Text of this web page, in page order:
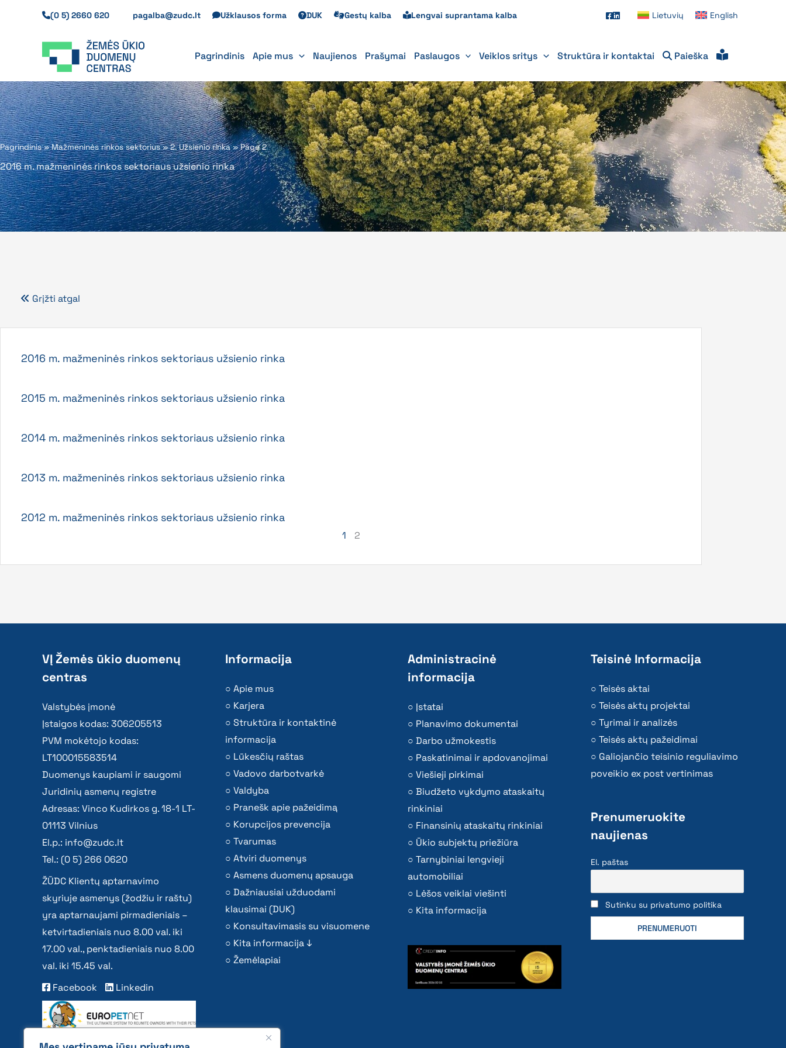
(0 5) 2660 620 pagalba@zudc.lt Užklausos forma DUK Gestų kalba Lengvai suprantama kalba Lietuvių English
Pagrindinis Apie mus Naujienos Prašymai Paslaugos Veiklos sritys Struktūra ir kontaktai Paieška
Pagrindinis»Mažmeninės rinkos sektorius»2. Užsienio rinka»Page 2
2016 m. mažmeninės rinkos sektoriaus užsienio rinka
Grįžti atgal
2016 m. mažmeninės rinkos sektoriaus užsienio rinka
2015 m. mažmeninės rinkos sektoriaus užsienio rinka
2014 m. mažmeninės rinkos sektoriaus užsienio rinka
2013 m. mažmeninės rinkos sektoriaus užsienio rinka
2012 m. mažmeninės rinkos sektoriaus užsienio rinka
1 2
VĮ Žemės ūkio duomenų
centras
Valstybės įmonė
Įstaigos kodas: 306205513
PVM mokėtojo kodas:
LT100015583514
Duomenys kaupiami ir saugomi
Juridinių asmenų registre
Adresas: Vinco Kudirkos g. 18-1 LT-
01113 Vilnius
El.p.: info@zudc.lt
Tel.: (0 5) 266 0620
ŽŪDC Klientų aptarnavimo
skyriuje asmenys (žodžiu ir raštu)
yra aptarnaujami pirmadieniais –
ketvirtadieniais nuo 8.00 val. iki
17.00 val., penktadieniais nuo 8.00
val. iki 15.45 val.
Facebook
Linkedin
Informacija
Apie mus
Karjera
Struktūra ir kontaktinė
informacija
Lūkesčių raštas
Vadovo darbotvarkė
Valdyba
Pranešk apie pažeidimą
Korupcijos prevencija
Tvarumas
Atviri duomenys
Asmens duomenų apsauga
Dažniausiai užduodami
klausimai (DUK)
Konsultavimasis su visuomene
Kita informacija ↓
Žemėlapiai
Administracinė
informacija
Įstatai
Planavimo dokumentai
Darbo užmokestis
Paskatinimai ir apdovanojimai
Viešieji pirkimai
Biudžeto vykdymo ataskaitų
rinkiniai
Finansinių ataskaitų rinkiniai
Ūkio subjektų priežiūra
Tarnybiniai lengvieji
automobiliai
Lėšos veiklai viešinti
Kita informacija
Teisinė Informacija
Teisės aktai
Teisės aktų projektai
Tyrimai ir analizės
Teisės aktų pažeidimai
Galiojančio teisinio reguliavimo
poveikio ex post vertinimas
Prenumeruokite
naujienas
El. paštas
Sutinku su privatumo politika